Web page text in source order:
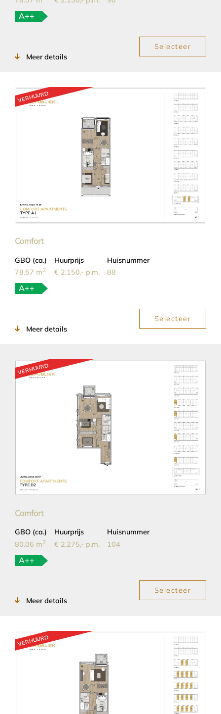
A++
Meer details
Selecteer
VERHUURD
Comfort
GBO (ca.)
78.57 m2
Huurprijs
€ 2.150,- p.m.
Huisnummer
88
A++
Meer details
Selecteer
VERHUURD
Comfort
GBO (ca.)
80.06 m2
Huurprijs
€ 2.275,- p.m.
Huisnummer
104
A++
Meer details
Selecteer
VERHUURD